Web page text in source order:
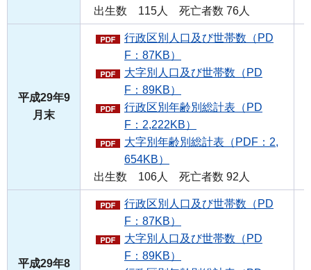
出生数 115人 死亡者数 76人
平成29年9
月末
行政区別人口及び世帯数（PD
F：87KB）
大字別人口及び世帯数（PD
F：89KB）
行政区別年齢別総計表（PD
F：2,222KB）
大字別年齢別総計表（PDF：2,
654KB）
出生数 106人 死亡者数 92人
平成29年8
行政区別人口及び世帯数（PD
F：87KB）
大字別人口及び世帯数（PD
F：89KB）